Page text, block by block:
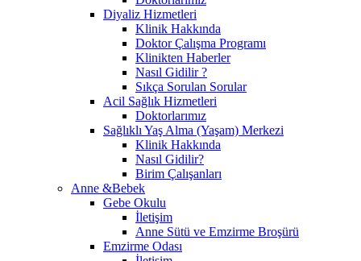
Diyaliz Hizmetleri
Klinik Hakkında
Doktor Çalışma Programı
Klinikten Haberler
Nasıl Gidilir ?
Sıkça Sorulan Sorular
Acil Sağlık Hizmetleri
Doktorlarımız
Sağlıklı Yaş Alma (Yaşam) Merkezi
Klinik Hakkında
Nasıl Gidilir?
Birim Çalışanları
Anne &Bebek
Gebe Okulu
İletişim
Anne Sütü ve Emzirme Broşürü
Emzirme Odası